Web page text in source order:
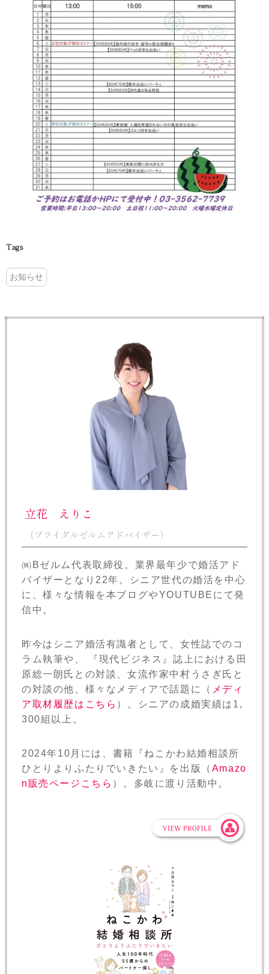
Tags
お知らせ
立花 えりこ
（ブライダルゼルムアドバイザー）
㈱Bゼルム代表取締役。業界最年少で婚活アド
バイザーとなり22年。シニア世代の婚活を中心
に、様々な情報を本ブログやYOUTUBEにて発
信中。
昨今はシニア婚活有識者として、女性誌でのコ
ラム執筆や、 『現代ビジネス』誌上における田
原総一朗氏との対談、女流作家中村うさぎ氏と
の対談の他、様々なメディアで話題に（ メディ
ア取材履歴はこちら ）。シニアの成婚実績は1,
300組以上。
2024年10月には、書籍『ねこかわ結婚相談所
ひとりよりふたりでいきたい』を出版（ Amazo
n販売ページこちら ）。多岐に渡り活動中。